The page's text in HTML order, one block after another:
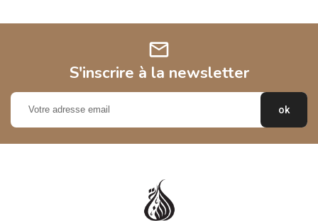
mail
S'inscrire à la newsletter